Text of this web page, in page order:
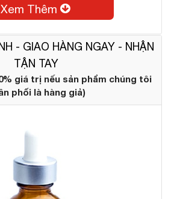
thâm sau sẹo và làm dịu da,
đỏ.
đề kháng cho làn da khỏe mạnh,
hại trong tự nhiên.
chống viêm, giảm ban đỏ
UVB. Niacinamide, Resorcinol ức
tổng hợp melanin và cản trở sự
Giúp làm chậm quá trình
lá Đào, hoa Oải Hương, cà phê
hóa, trung hòa gốc tự do làm
hóa.
Xem Thêm
- GIAO HÀNG NGAY - NHẬN
TẬN TAY
giá trị nếu sản phẩm chúng tôi
phối là hàng giả)